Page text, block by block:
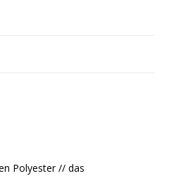
Polyester // das